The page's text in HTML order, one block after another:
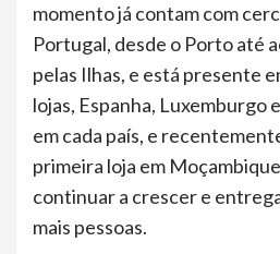
momento já contam com
Portugal, desde o Porto até
pelas Ilhas, e está presente
lojas, Espanha, Luxemburgo
em cada país, e
primeira loja em
continuar a crescer e
mais pessoas.